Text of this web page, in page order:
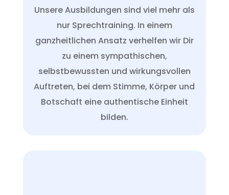
Unsere Ausbildungen sind viel mehr als
nur Sprechtraining. In einem
ganzheitlichen Ansatz verhelfen wir Dir
zu einem sympathischen,
selbstbewussten und wirkungsvollen
Auftreten, bei dem Stimme, Körper und
Botschaft eine authentische Einheit
bilden.